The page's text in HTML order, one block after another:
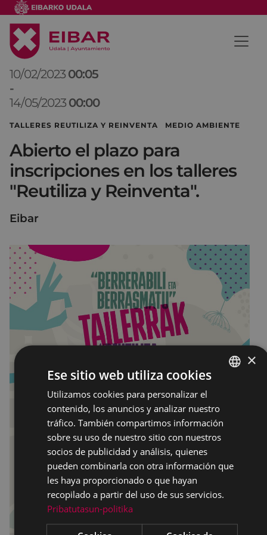
10/02/2023 00:05
-
14/05/2023 00:00
TALLERES REUTILIZA Y REINVENTA MEDIO AMBIENTE
Abierto el plazo para
inscripciones en los talleres
"Reutiliza y Reinventa".
Eibar
×
Ese sitio web utiliza cookies
Utilizamos cookies para personalizar el
contenido, los anuncios y analizar nuestro
tráfico. También compartimos información
sobre su uso de nuestro sitio con nuestros
socios de publicidad y análisis, quienes
pueden combinarla con otra información que
les haya proporcionado o que hayan
recopilado a partir del uso de sus servicios.
Pribatutasun-politika